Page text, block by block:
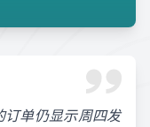
单仍显示周四发